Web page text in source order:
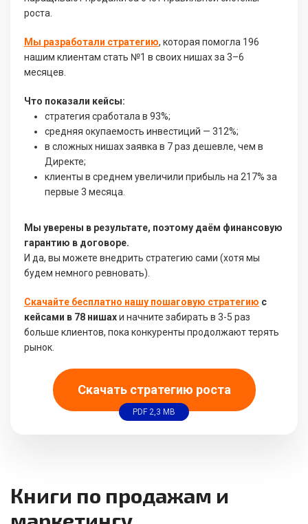
роста.
Мы разработали стратегию, которая помогла 196
нашим клиентам стать №1 в своих нишах за 3–6
месяцев.
Что показали кейсы:
стратегия сработала в 93%;
средняя окупаемость инвестиций — 312%;
в сложных нишах заявка в 7 раз дешевле, чем в
Директе;
клиенты в среднем увеличили прибыль на 217% за
первые 3 месяца.
Мы уверены в результате, поэтому даём финансовую
гарантию в договоре.
И да, вы можете внедрить стратегию сами (хотя мы
будем немного ревновать).
Скачайте бесплатно нашу пошаговую стратегию с
кейсами в 78 нишахи начните забирать в 3-5 раз
больше клиентов, пока конкуренты продолжают терять
рынок.
Скачать стратегию роста
PDF 2,3 MB
Книги по продажам и